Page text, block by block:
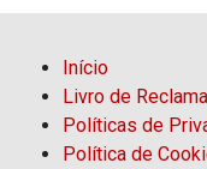
Início
Livro de
Políticas de
Política de